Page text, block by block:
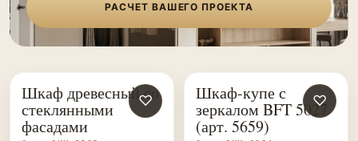
РАСЧЕТ ВАШЕГО ПРОЕКТА
ШКАФЫ НА ЗАКАЗ ♡
Шкаф древесный со
стеклянными
фасадами
ШКАФЫ НА ЗАКАЗ ♡
Шкаф-купе с
зеркалом BFT 5027
(арт. 5659)